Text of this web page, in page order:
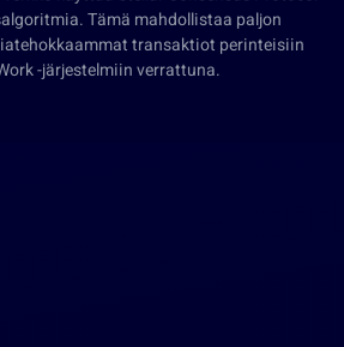
Tämä mahdollistaa paljon
transaktiot perinteisiin
-järjestelmiin verrattuna.